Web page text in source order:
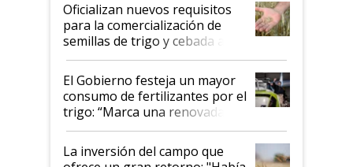
Oficializan nuevos requisitos
para la comercialización de
semillas de trigo y cebada a
granel
El Gobierno festeja un mayor
consumo de fertilizantes por el
trigo: “Marca una renovada
confianza de los productores”
La inversión del campo que